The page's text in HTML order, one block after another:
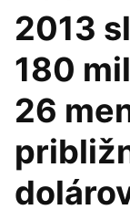
2013
180
26